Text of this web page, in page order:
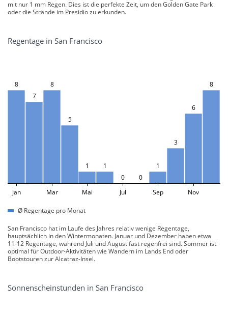
mit nur 1 mm Regen. Dies ist die perfekte Zeit, um den Golden Gate Park
oder die Strände im Presidio zu erkunden.
Regentage in San Francisco
8
7
8
5
1
1
0
0
1
3
6
8
Jan Mar Mai Jul Sep Nov
Ø Regentage pro Monat
San Francisco hat im Laufe des Jahres relativ wenige Regentage,
hauptsächlich in den Wintermonaten. Januar und Dezember haben etwa
11-12 Regentage, während Juli und August fast regenfrei sind. Sommer ist
optimal für Outdoor-Aktivitäten wie Wandern im Lands End oder
Bootstouren zur Alcatraz-Insel.
Sonnenscheinstunden in San Francisco